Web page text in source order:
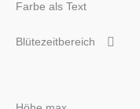
Farbe als Text
Blütezeitbereich